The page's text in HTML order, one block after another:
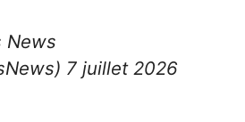
News
7 juillet 2026